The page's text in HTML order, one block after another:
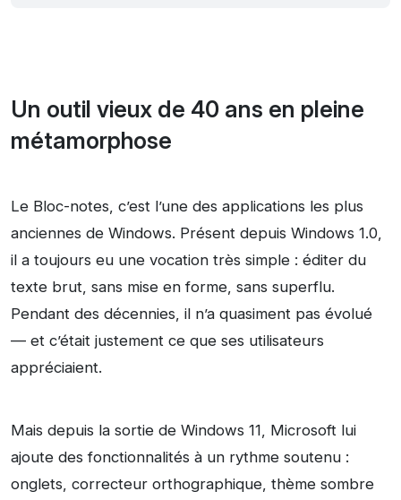
Un outil vieux de 40 ans en pleine
métamorphose
Le Bloc-notes, c’est l’une des applications les plus
anciennes de Windows. Présent depuis Windows 1.0,
il a toujours eu une vocation très simple : éditer du
texte brut, sans mise en forme, sans superflu.
Pendant des décennies, il n’a quasiment pas évolué
— et c’était justement ce que ses utilisateurs
appréciaient.
Mais depuis la sortie de Windows 11, Microsoft lui
ajoute des fonctionnalités à un rythme soutenu :
onglets, correcteur orthographique, thème sombre